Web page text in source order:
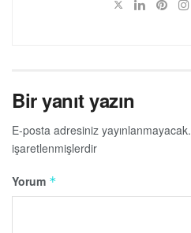
Bir yanıt yazın
E-posta adresiniz yayınlanmayacak.
işaretlenmişlerdir
Yorum *